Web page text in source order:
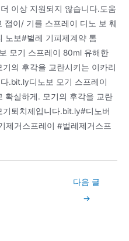
이상 지원되지 않습니다.도움
접이/ 기를 스프레이 디노 보 훼
노보#벌레 기피제계약 톰
모기 스프레이 80ml 유해한
의 후각을 교란시키는 이카리
.bit.ly디노보 모기 스프레이
확실하게. 모기의 후각을 교란
퇴치제입니다.bit.ly#디노버
제거스프레이 #벌레제거스프
다음 글
→